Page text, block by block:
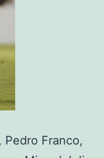
Pedro Franco,